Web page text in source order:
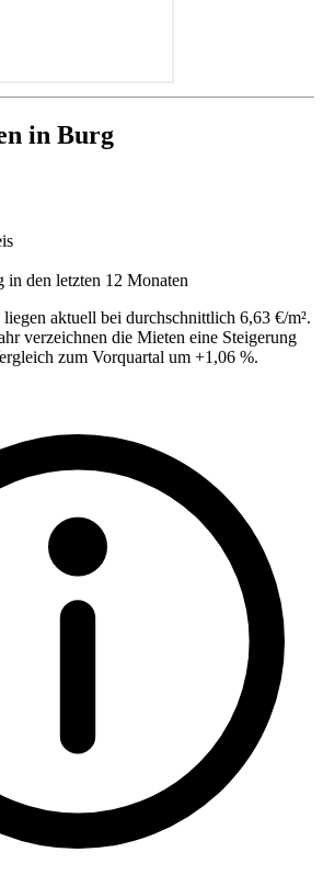
in Burg
in den letzten 12 Monaten
aktuell bei durchschnittlich 6,63 €/m².
verzeichnen die Mieten eine Steigerung
zum Vorquartal um +1,06 %.